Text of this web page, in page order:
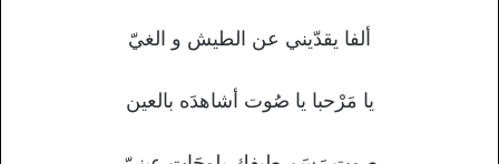
ألفا يقدّيني عن الطيش و الغيّ
يا مَرْحبا يا صُوت أشاهدَه بالعين